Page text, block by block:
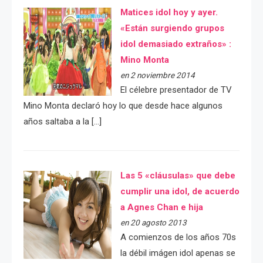
Matices idol hoy y ayer.
«Están surgiendo grupos
idol demasiado extraños» :
Mino Monta
en 2 noviembre 2014
El célebre presentador de TV
Mino Monta declaró hoy lo que desde hace algunos
años saltaba a la […]
Las 5 «cláusulas» que debe
cumplir una idol, de acuerdo
a Agnes Chan e hija
en 20 agosto 2013
A comienzos de los años 70s
la débil imágen idol apenas se